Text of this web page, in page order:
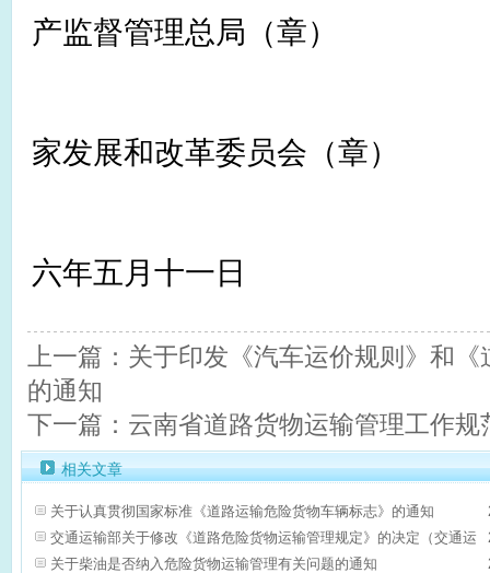
产监督管理总局（章）
家发展和改革委员会（章）
六年五月十一日
上一篇：关于印发《汽车运价规则》和
的通知
下一篇：云南省道路货物运输管理工作规
相关文章
关于认真贯彻国家标准《道路运输危险货物车辆标志》的通知
交通运输部关于修改《道路危险货物运输管理规定》的决定（交通运
关于柴油是否纳入危险货物运输管理有关问题的通知